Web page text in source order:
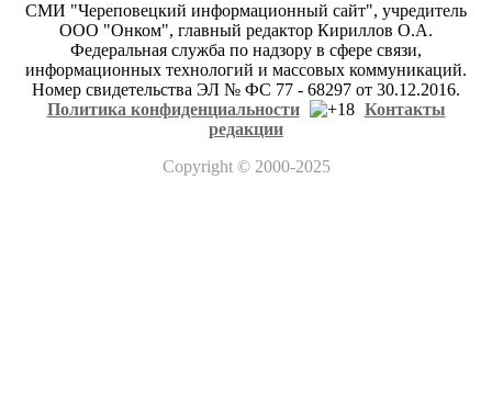
СМИ "Череповецкий информационный сайт", учредитель
ООО "Онком", главный редактор Кириллов О.А.
Федеральная служба по надзору в сфере связи,
информационных технологий и массовых коммуникаций.
Номер свидетельства ЭЛ № ФС 77 - 68297 от 30.12.2016.
Политика конфиденциальности
Контакты
редакции
Copyright© 2000-2025